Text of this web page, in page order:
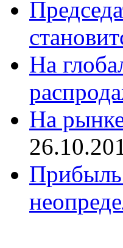
На
На
Прибыль